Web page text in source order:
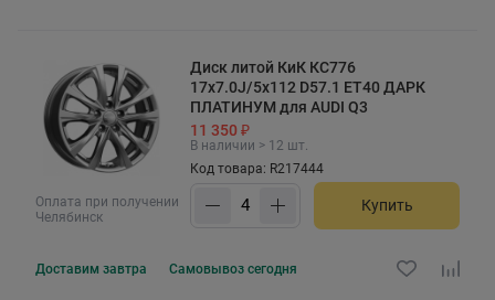
Оплата при получении
Челябинск
Диск литой КиК КС776
17x7.0J/5x112 D57.1 ET40 ДАРК
ПЛАТИНУМ для AUDI Q3
11 350 ₽
В наличии > 12 шт.
Код товара: R217444
Купить
Доставим завтра Самовывоз сегодня